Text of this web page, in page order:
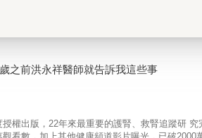
之前洪永祥醫師就告訴我這些事
權出版，22年來最重要的護腎、救腎追蹤研